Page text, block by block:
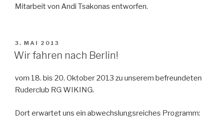
Mitarbeit von Andi Tsakonas entworfen.
VERÖFFENTLICHT
AM
3. MAI 2013
Wir fahren nach Berlin!
vom 18. bis 20. Oktober 2013 zu unserem befreundeten
Ruderclub RG WIKING.
Dort erwartet uns ein abwechslungsreiches Programm: